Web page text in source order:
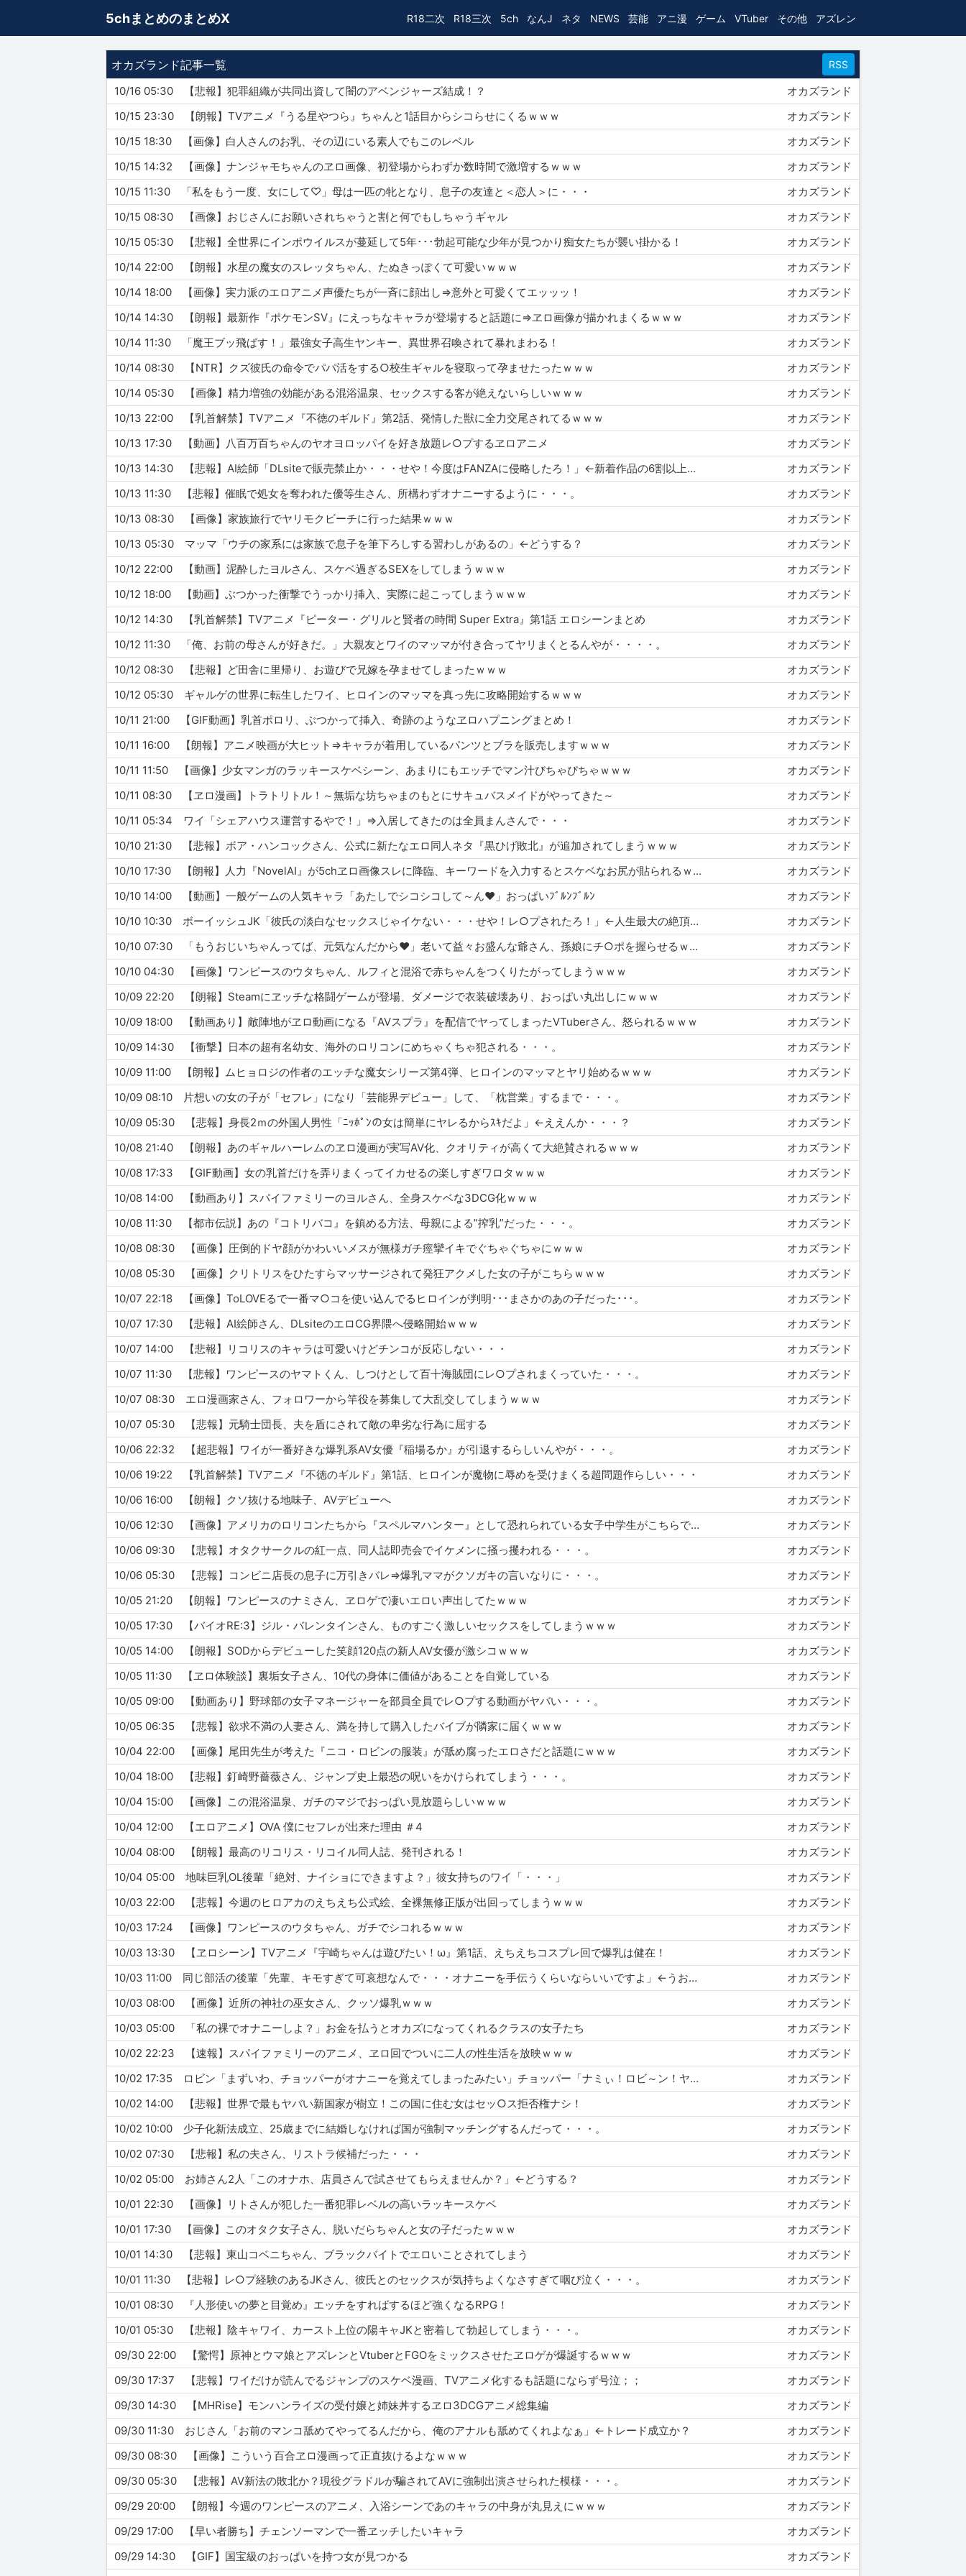
5chまとめのまとめX R18二次 R18三次 5ch なんJ ネタ NEWS 芸能 アニ漫 ゲーム VTuber その他 アズレン
オカズランド記事一覧 RSS
10/16 05:30 【悲報】犯罪組織が共同出資して闇のアベンジャーズ結成！？
オカズランド
10/15 23:30 【朗報】TVアニメ『うる星やつら』ちゃんと1話目からシコらせにくるｗｗｗ
オカズランド
10/15 18:30 【画像】白人さんのお乳、その辺にいる素人でもこのレベル
オカズランド
10/15 14:32 【画像】ナンジャモちゃんのヱロ画像、初登場からわずか数時間で激増するｗｗｗ
オカズランド
10/15 11:30 「私をもう一度、女にして♡」母は一匹の牝となり、息子の友達と＜恋人＞に・・・
オカズランド
10/15 08:30 【画像】おじさんにお願いされちゃうと割と何でもしちゃうギャル
オカズランド
10/15 05:30 【悲報】全世界にインポウイルスが蔓延して5年･･･勃起可能な少年が見つかり痴女たちが襲い掛かる！
オカズランド
10/14 22:00 【朗報】水星の魔女のスレッタちゃん、たぬきっぽくて可愛いｗｗｗ
オカズランド
10/14 18:00 【画像】実力派のエロアニメ声優たちが一斉に顔出し⇒意外と可愛くてエッッッ！
オカズランド
10/14 14:30 【朗報】最新作『ポケモンSV』にえっちなキャラが登場すると話題に⇒ヱロ画像が描かれまくるｗｗｗ
オカズランド
10/14 11:30 「魔王ブッ飛ばす！」最強女子高生ヤンキー、異世界召喚されて暴れまわる！
オカズランド
10/14 08:30 【NTR】クズ彼氏の命令でパパ活をする○校生ギャルを寝取って孕ませたったｗｗｗ
オカズランド
10/14 05:30 【画像】精力増強の効能がある混浴温泉、セックスする客が絶えないらしいｗｗｗ
オカズランド
10/13 22:00 【乳首解禁】TVアニメ『不徳のギルド』第2話、発情した獣に全力交尾されてるｗｗｗ
オカズランド
10/13 17:30 【動画】八百万百ちゃんのヤオヨロッパイを好き放題レ○プするヱロアニメ
オカズランド
10/13 14:30 【悲報】AI絵師「DLsiteで販売禁止か・・・せや！今度はFANZAに侵略したろ！」←新着作品の6割以上がAI産に・・・
オカズランド
10/13 11:30 【悲報】催眠で処女を奪われた優等生さん、所構わずオナニーするように・・・。
オカズランド
10/13 08:30 【画像】家族旅行でヤリモクビーチに行った結果ｗｗｗ
オカズランド
10/13 05:30 マッマ「ウチの家系には家族で息子を筆下ろしする習わしがあるの」←どうする？
オカズランド
10/12 22:00 【動画】泥酔したヨルさん、スケベ過ぎるSEXをしてしまうｗｗｗ
オカズランド
10/12 18:00 【動画】ぶつかった衝撃でうっかり挿入、実際に起こってしまうｗｗｗ
オカズランド
10/12 14:30 【乳首解禁】TVアニメ『ピーター・グリルと賢者の時間 Super Extra』第1話 エロシーンまとめ
オカズランド
10/12 11:30 「俺、お前の母さんが好きだ。」大親友とワイのマッマが付き合ってヤリまくとるんやが・・・・。
オカズランド
10/12 08:30 【悲報】ど田舎に里帰り、お遊びで兄嫁を孕ませてしまったｗｗｗ
オカズランド
10/12 05:30 ギャルゲの世界に転生したワイ、ヒロインのマッマを真っ先に攻略開始するｗｗｗ
オカズランド
10/11 21:00 【GIF動画】乳首ポロリ、ぶつかって挿入、奇跡のようなヱロハプニングまとめ！
オカズランド
10/11 16:00 【朗報】アニメ映画が大ヒット⇒キャラが着用しているパンツとブラを販売しますｗｗｗ
オカズランド
10/11 11:50 【画像】少女マンガのラッキースケベシーン、あまりにもエッチでマン汁びちゃびちゃｗｗｗ
オカズランド
10/11 08:30 【ヱロ漫画】トラトリトル！～無垢な坊ちゃまのもとにサキュバスメイドがやってきた～
オカズランド
10/11 05:34 ワイ「シェアハウス運営するやで！」⇒入居してきたのは全員まんさんで・・・
オカズランド
10/10 21:30 【悲報】ボア・ハンコックさん、公式に新たなエロ同人ネタ『黒ひげ敗北』が追加されてしまうｗｗｗ
オカズランド
10/10 17:30 【朗報】人力『NovelAI』が5chヱロ画像スレに降臨、キーワードを入力するとスケベなお尻が貼られるｗｗｗ
オカズランド
10/10 14:00 【動画】一般ゲームの人気キャラ「あたしでシコシコして～ん❤」おっぱいﾌﾞﾙﾝﾌﾞﾙﾝ
オカズランド
10/10 10:30 ボーイッシュJK「彼氏の淡白なセックスじゃイケない・・・せや！レ○プされたろ！」←人生最大の絶頂ｗｗｗ
オカズランド
10/10 07:30 「もうおじいちゃんってば、元気なんだから♥」老いて益々お盛んな爺さん、孫娘にチ○ポを握らせるｗｗｗ
オカズランド
10/10 04:30 【画像】ワンピースのウタちゃん、ルフィと混浴で赤ちゃんをつくりたがってしまうｗｗｗ
オカズランド
10/09 22:20 【朗報】Steamにヱッチな格闘ゲームが登場、ダメージで衣装破壊あり、おっぱい丸出しにｗｗｗ
オカズランド
10/09 18:00 【動画あり】敵陣地がヱロ動画になる『AVスプラ』を配信でヤってしまったVTuberさん、怒られるｗｗｗ
オカズランド
10/09 14:30 【衝撃】日本の超有名幼女、海外のロリコンにめちゃくちゃ犯される・・・。
オカズランド
10/09 11:00 【朗報】ムヒョロジの作者のエッチな魔女シリーズ第4弾、ヒロインのマッマとヤリ始めるｗｗｗ
オカズランド
10/09 08:10 片想いの女の子が「セフレ」になり「芸能界デビュー」して、「枕営業」するまで・・・。
オカズランド
10/09 05:30 【悲報】身長2ｍの外国人男性「ﾆｯﾎﾟﾝの女は簡単にヤレるからｽｷだよ」←ええんか・・・？
オカズランド
10/08 21:40 【朗報】あのギャルハーレムのヱロ漫画が実写AV化、クオリティが高くて大絶賛されるｗｗｗ
オカズランド
10/08 17:33 【GIF動画】女の乳首だけを弄りまくってイカせるの楽しすぎワロタｗｗｗ
オカズランド
10/08 14:00 【動画あり】スパイファミリーのヨルさん、全身スケベな3DCG化ｗｗｗ
オカズランド
10/08 11:30 【都市伝説】あの『コトリバコ』を鎮める方法、母親による”搾乳”だった・・・。
オカズランド
10/08 08:30 【画像】圧倒的ドヤ顔がかわいいメスが無様ガチ痙攣イキでぐちゃぐちゃにｗｗｗ
オカズランド
10/08 05:30 【画像】クリトリスをひたすらマッサージされて発狂アクメした女の子がこちらｗｗｗ
オカズランド
10/07 22:18 【画像】ToLOVEるで一番マ○コを使い込んでるヒロインが判明･･･まさかのあの子だった･･･。
オカズランド
10/07 17:30 【悲報】AI絵師さん、DLsiteのエロCG界隈へ侵略開始ｗｗｗ
オカズランド
10/07 14:00 【悲報】リコリスのキャラは可愛いけどチンコが反応しない・・・
オカズランド
10/07 11:30 【悲報】ワンピースのヤマトくん、しつけとして百十海賊団にレ○プされまくっていた・・・。
オカズランド
10/07 08:30 エロ漫画家さん、フォロワーから竿役を募集して大乱交してしまうｗｗｗ
オカズランド
10/07 05:30 【悲報】元騎士団長、夫を盾にされて敵の卑劣な行為に屈する
オカズランド
10/06 22:32 【超悲報】ワイが一番好きな爆乳系AV女優『稲場るか』が引退するらしいんやが・・・。
オカズランド
10/06 19:22 【乳首解禁】TVアニメ『不徳のギルド』第1話、ヒロインが魔物に辱めを受けまくる超問題作らしい・・・
オカズランド
10/06 16:00 【朗報】クソ抜ける地味子、AVデビューへ
オカズランド
10/06 12:30 【画像】アメリカのロリコンたちから『スペルマハンター』として恐れられている女子中学生がこちらですｗｗｗ
オカズランド
10/06 09:30 【悲報】オタクサークルの紅一点、同人誌即売会でイケメンに掻っ攫われる・・・。
オカズランド
10/06 05:30 【悲報】コンビニ店長の息子に万引きバレ⇒爆乳ママがクソガキの言いなりに・・・。
オカズランド
10/05 21:20 【朗報】ワンピースのナミさん、ヱロゲで凄いエロい声出してたｗｗｗ
オカズランド
10/05 17:30 【バイオRE:3】ジル・バレンタインさん、ものすごく激しいセックスをしてしまうｗｗｗ
オカズランド
10/05 14:00 【朗報】SODからデビューした笑顔120点の新人AV女優が激シコｗｗｗ
オカズランド
10/05 11:30 【ヱロ体験談】裏垢女子さん、10代の身体に価値があることを自覚している
オカズランド
10/05 09:00 【動画あり】野球部の女子マネージャーを部員全員でレ○プする動画がヤバい・・・。
オカズランド
10/05 06:35 【悲報】欲求不満の人妻さん、満を持して購入したバイブが隣家に届くｗｗｗ
オカズランド
10/04 22:00 【画像】尾田先生が考えた『ニコ・ロビンの服装』が舐め腐ったエロさだと話題にｗｗｗ
オカズランド
10/04 18:00 【悲報】釘崎野薔薇さん、ジャンプ史上最恐の呪いをかけられてしまう・・・。
オカズランド
10/04 15:00 【画像】この混浴温泉、ガチのマジでおっぱい見放題らしいｗｗｗ
オカズランド
10/04 12:00 【エロアニメ】OVA 僕にセフレが出来た理由 ＃4
オカズランド
10/04 08:00 【朗報】最高のリコリス・リコイル同人誌、発刊される！
オカズランド
10/04 05:00 地味巨乳OL後輩「絶対、ナイショにできますよ？」彼女持ちのワイ「・・・」
オカズランド
10/03 22:00 【悲報】今週のヒロアカのえちえち公式絵、全裸無修正版が出回ってしまうｗｗｗ
オカズランド
10/03 17:24 【画像】ワンピースのウタちゃん、ガチでシコれるｗｗｗ
オカズランド
10/03 13:30 【ヱロシーン】TVアニメ『宇崎ちゃんは遊びたい！ω』第1話、えちえちコスプレ回で爆乳は健在！
オカズランド
10/03 11:00 同じ部活の後輩「先輩、キモすぎて可哀想なんで・・・オナニーを手伝うくらいならいいですよ」←うおぉお！マジか！？
オカズランド
10/03 08:00 【画像】近所の神社の巫女さん、クッソ爆乳ｗｗｗ
オカズランド
10/03 05:00 「私の裸でオナニーしよ？」お金を払うとオカズになってくれるクラスの女子たち
オカズランド
10/02 22:23 【速報】スパイファミリーのアニメ、ヱロ回でついに二人の性生活を放映ｗｗｗ
オカズランド
10/02 17:35 ロビン「まずいわ、チョッパーがオナニーを覚えてしまったみたい」チョッパー「ナミぃ！ロビ～ン！ヤラせろぉ！」
オカズランド
10/02 14:00 【悲報】世界で最もヤバい新国家が樹立！この国に住む女はセッ○ス拒否権ナシ！
オカズランド
10/02 10:00 少子化新法成立、25歳までに結婚しなければ国が強制マッチングするんだって・・・。
オカズランド
10/02 07:30 【悲報】私の夫さん、リストラ候補だった・・・
オカズランド
10/02 05:00 お姉さん2人「このオナホ、店員さんで試させてもらえませんか？」←どうする？
オカズランド
10/01 22:30 【画像】リトさんが犯した一番犯罪レベルの高いラッキースケベ
オカズランド
10/01 17:30 【画像】このオタク女子さん、脱いだらちゃんと女の子だったｗｗｗ
オカズランド
10/01 14:30 【悲報】東山コベニちゃん、ブラックバイトでエロいことされてしまう
オカズランド
10/01 11:30 【悲報】レ○プ経験のあるJKさん、彼氏とのセックスが気持ちよくなさすぎて咽び泣く・・・。
オカズランド
10/01 08:30 『人形使いの夢と目覚め』エッチをすればするほど強くなるRPG！
オカズランド
10/01 05:30 【悲報】陰キャワイ、カースト上位の陽キャJKと密着して勃起してしまう・・・。
オカズランド
09/30 22:00 【驚愕】原神とウマ娘とアズレンとVtuberとFGOをミックスさせたヱロゲが爆誕するｗｗｗ
オカズランド
09/30 17:37 【悲報】ワイだけが読んでるジャンプのスケベ漫画、TVアニメ化するも話題にならず号泣；；
オカズランド
09/30 14:30 【MHRise】モンハンライズの受付嬢と姉妹丼するヱロ3DCGアニメ総集編
オカズランド
09/30 11:30 おじさん「お前のマンコ舐めてやってるんだから、俺のアナルも舐めてくれよなぁ」←トレード成立か？
オカズランド
09/30 08:30 【画像】こういう百合ヱロ漫画って正直抜けるよなｗｗｗ
オカズランド
09/30 05:30 【悲報】AV新法の敗北か？現役グラドルが騙されてAVに強制出演させられた模様・・・。
オカズランド
09/29 20:00 【朗報】今週のワンピースのアニメ、入浴シーンであのキャラの中身が丸見えにｗｗｗ
オカズランド
09/29 17:00 【早い者勝ち】チェンソーマンで一番ヱッチしたいキャラ
オカズランド
09/29 14:30 【GIF】国宝級のおっぱいを持つ女が見つかる
オカズランド